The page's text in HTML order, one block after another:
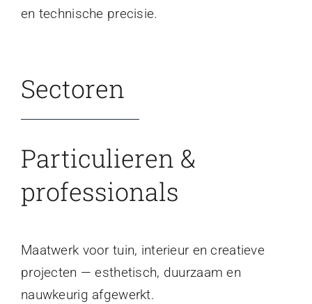
en technische precisie.
Sectoren
Particulieren &
professionals
Maatwerk voor tuin, interieur en creatieve
projecten — esthetisch, duurzaam en
nauwkeurig afgewerkt.